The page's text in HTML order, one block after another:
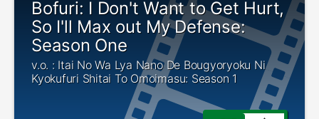
Bofuri: I Don't Want to Get Hurt,
So I'll Max out My Defense:
Season One
v.o. : Itai No Wa Lya Nano De Bougyoryoku Ni
Kyokufuri Shitai To Omoimasu: Season 1